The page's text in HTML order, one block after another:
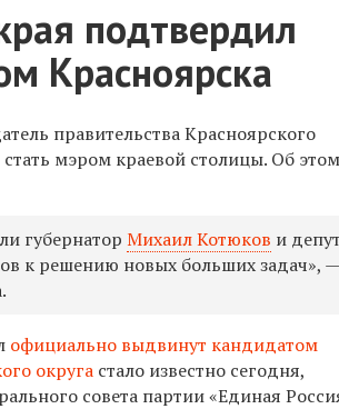
подтвердил
Красноярска
правительства Красноярского
стать мэром краевой столицы. Об этом
губернаторМихаил Котюков и
к решению новых больших задач», —
официально выдвинут кандидатом
округа стало известно сегодня,
совета партии «Единая